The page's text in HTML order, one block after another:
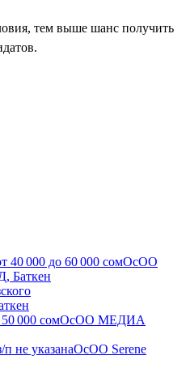
тем выше шанс получить
40 000 до 60 000 сомОсОО
Баткен
50 000 сомОсОО МЕДИА
п не указанаОсОО Serene